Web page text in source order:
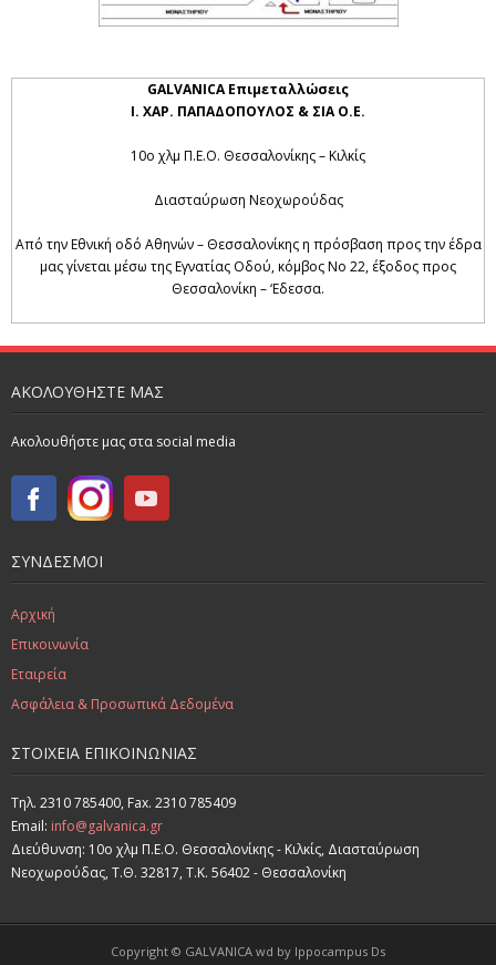
GALVANICA Επιμεταλλώσεις
Ι. ΧΑΡ. ΠΑΠΑΔΟΠΟΥΛΟΣ & ΣΙΑ Ο.Ε.
10ο χλμ Π.Ε.Ο. Θεσσαλονίκης – Κιλκίς
Διασταύρωση Νεοχωρούδας
Από την Εθνική οδό Αθηνών – Θεσσαλονίκης η πρόσβαση προς την έδρα
μας γίνεται μέσω της Εγνατίας Οδού, κόμβος Νο 22, έξοδος προς
Θεσσαλονίκη – ‘Εδεσσα.
ΑΚΟΛΟΥΘΗΣΤΕ ΜΑΣ
Ακολουθήστε μας στα social media
ΣΥΝΔΕΣΜΟΙ
Αρχική
Επικοινωνία
Εταιρεία
Ασφάλεια & Προσωπικά Δεδομένα
ΣΤΟΙΧΕΊΑ ΕΠΙΚΟΙΝΩΝΊΑΣ
Τηλ. 2310 785400, Fax. 2310 785409
Email: info@galvanica.gr
Διεύθυνση: 10ο χλμ Π.Ε.Ο. Θεσσαλονίκης - Κιλκίς, Διασταύρωση
Νεοχωρούδας, Τ.Θ. 32817, Τ.Κ. 56402 - Θεσσαλονίκη
Copyright © GALVANICA wd by Ippocampus Ds